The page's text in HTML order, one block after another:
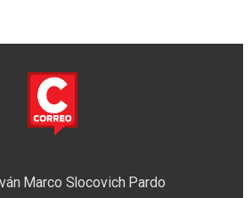
Marco Slocovich Pardo